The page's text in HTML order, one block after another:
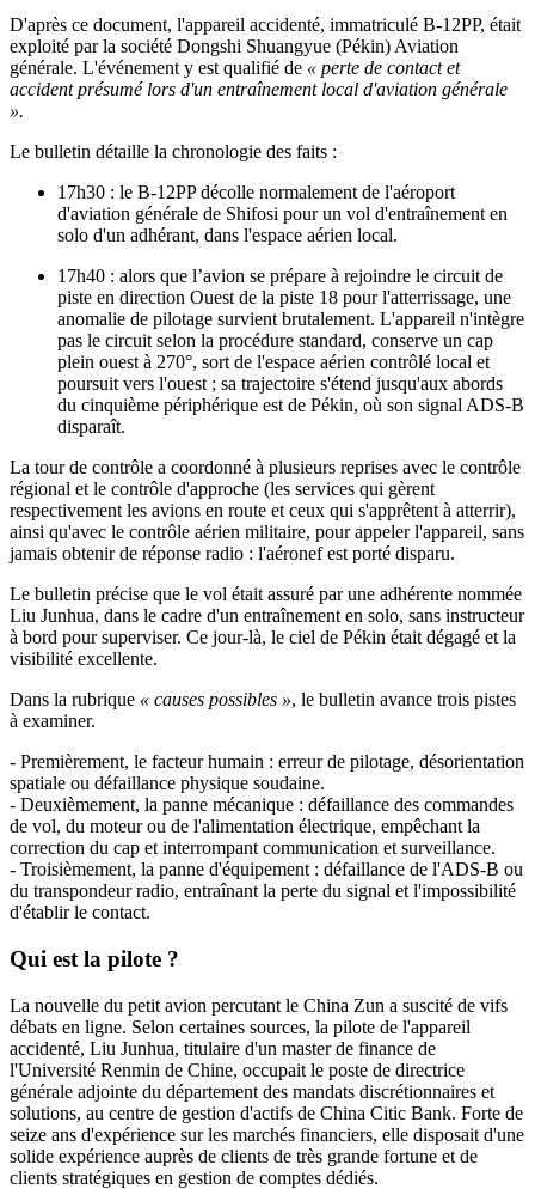
D'après ce document, l'appareil accidenté, immatriculé B-12PP, était
exploité par la société Dongshi Shuangyue (Pékin) Aviation
générale. L'événement y est qualifié de « perte de contact et
accident présumé lors d'un entraînement local d'aviation générale
».
Le bulletin détaille la chronologie des faits :
17h30 : le B-12PP décolle normalement de l'aéroport
d'aviation générale de Shifosi pour un vol d'entraînement en
solo d'un adhérant, dans l'espace aérien local.
17h40 : alors que l’avion se prépare à rejoindre le circuit de
piste en direction Ouest de la piste 18 pour l'atterrissage, une
anomalie de pilotage survient brutalement. L'appareil n'intègre
pas le circuit selon la procédure standard, conserve un cap
plein ouest à 270°, sort de l'espace aérien contrôlé local et
poursuit vers l'ouest ; sa trajectoire s'étend jusqu'aux abords
du cinquième périphérique est de Pékin, où son signal ADS-B
disparaît.
La tour de contrôle a coordonné à plusieurs reprises avec le contrôle
régional et le contrôle d'approche (les services qui gèrent
respectivement les avions en route et ceux qui s'apprêtent à atterrir),
ainsi qu'avec le contrôle aérien militaire, pour appeler l'appareil, sans
jamais obtenir de réponse radio : l'aéronef est porté disparu.
Le bulletin précise que le vol était assuré par une adhérente nommée
Liu Junhua, dans le cadre d'un entraînement en solo, sans instructeur
à bord pour superviser. Ce jour-là, le ciel de Pékin était dégagé et la
visibilité excellente.
Dans la rubrique « causes possibles », le bulletin avance trois pistes
à examiner.
- Premièrement, le facteur humain : erreur de pilotage, désorientation
spatiale ou défaillance physique soudaine.
- Deuxièmement, la panne mécanique : défaillance des commandes
de vol, du moteur ou de l'alimentation électrique, empêchant la
correction du cap et interrompant communication et surveillance.
- Troisièmement, la panne d'équipement : défaillance de l'ADS-B ou
du transpondeur radio, entraînant la perte du signal et l'impossibilité
d'établir le contact.
Qui est la pilote ?
La nouvelle du petit avion percutant le China Zun a suscité de vifs
débats en ligne. Selon certaines sources, la pilote de l'appareil
accidenté, Liu Junhua, titulaire d'un master de finance de
l'Université Renmin de Chine, occupait le poste de directrice
générale adjointe du département des mandats discrétionnaires et
solutions, au centre de gestion d'actifs de China Citic Bank. Forte de
seize ans d'expérience sur les marchés financiers, elle disposait d'une
solide expérience auprès de clients de très grande fortune et de
clients stratégiques en gestion de comptes dédiés.